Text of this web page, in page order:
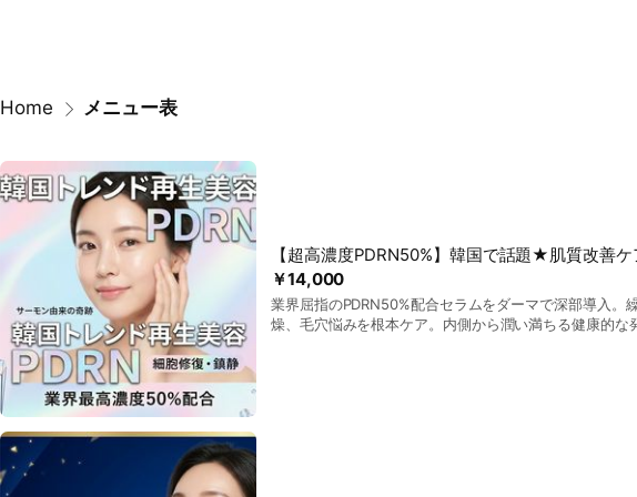
Home メニュー表
￥14,000
【超高濃度PDRN50%】韓国で話題★肌質改善ケ
業界屈指のPDRN50%配合セラムをダーマで深部導入。
燥、毛穴悩みを根本ケア。内側から潤い満ちる健康的な